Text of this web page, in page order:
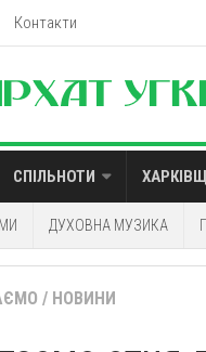
Контакти
СПІЛЬНОТИ
ДУХОВНА МУЗИКА
/ НОВИНИ